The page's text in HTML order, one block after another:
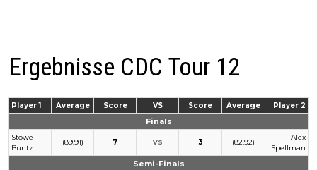
Ergebnisse CDC Tour 12
Player 1 Average Score VS Score Average Player 2
Finals
Stowe
Buntz
(89.91) 7 VS 3 (82.92)
Alex
Spellman
Semi-Finals